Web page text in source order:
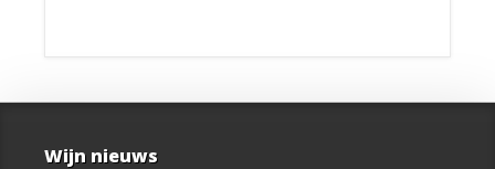
Wijn nieuws